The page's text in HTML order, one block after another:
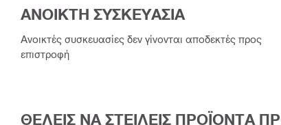
ΑΝΟΙΚΤΗ ΣΥΣΚΕΥΑΣΙΑ
Ανοικτές συσκευασίες δεν γίνονται αποδεκτές προς
επιστροφή
ΘΕΛΕΙΣ ΝΑ ΣΤΕΙΛΕΙΣ ΠΡΟΪΟΝΤΑ